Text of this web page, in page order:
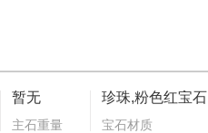
暂无
主石重量
珍珠,粉色红宝石
宝石材质